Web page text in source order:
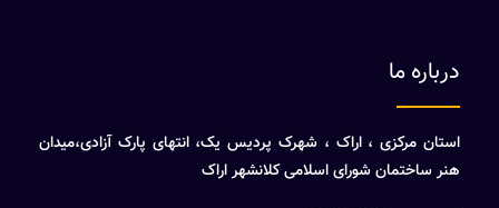
درباره ما
استان مرکزی ، اراک ، شهرک پردیس یک، انتهای پارک آزادی،میدان
هنر ساختمان شورای اسلامی کلانشهر اراک